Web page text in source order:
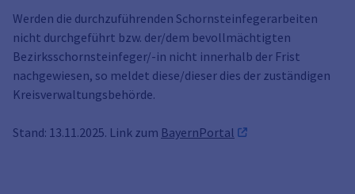
Werden die durchzuführenden Schornsteinfegerarbeiten
nicht durchgeführt bzw. der/dem bevollmächtigten
Bezirksschornsteinfeger/-in nicht innerhalb der Frist
nachgewiesen, so meldet diese/dieser dies der zuständigen
Kreisverwaltungsbehörde.
Stand: 13.11.2025. Link zum BayernPortal